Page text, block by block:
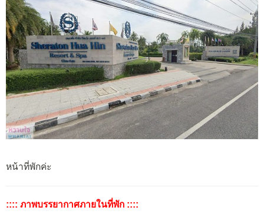
หน้าที่พักค่ะ
:::: ภาพบรรยากาศภายในที่พัก ::::